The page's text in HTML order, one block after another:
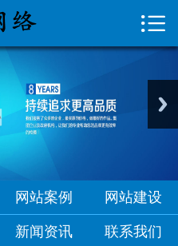
网站案例
网站优化
网络推广

网站案例 网站建设
新闻资讯 联系我们